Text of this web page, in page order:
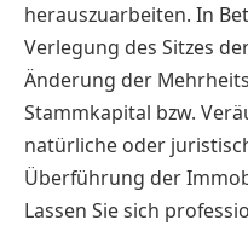
herauszuarbeiten. In
Verlegung des Sitzes
Änderung der
Stammkapital bzw.
natürliche oder
Überführung der
Lassen Sie sich